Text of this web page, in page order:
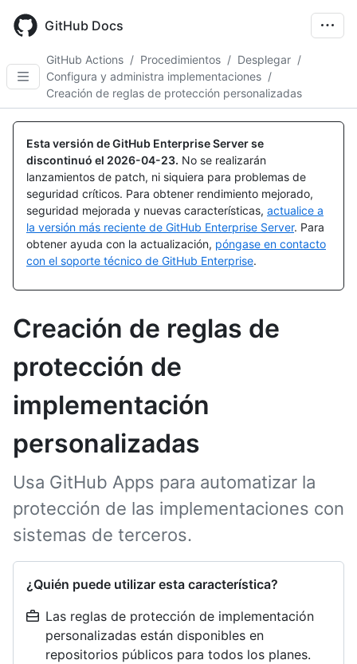
main
GitHub Docs
GitHub Actions / Procedimientos / Desplegar /
Configura y administra implementaciones /
Creación de reglas de protección personalizadas
Esta versión de GitHub Enterprise Server se
discontinuó el 2026-04-23. No se realizarán
lanzamientos de patch, ni siquiera para problemas de
seguridad críticos. Para obtener rendimiento mejorado,
seguridad mejorada y nuevas características, actualice a
la versión más reciente de GitHub Enterprise Server. Para
obtener ayuda con la actualización, póngase en contacto
con el soporte técnico de GitHub Enterprise.
Creación de reglas de
protección de
implementación
personalizadas
Usa GitHub Apps para automatizar la
protección de las implementaciones con
sistemas de terceros.
¿Quién puede utilizar esta característica?
Las reglas de protección de implementación
personalizadas están disponibles en
repositorios públicos para todos los planes.